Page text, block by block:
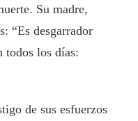
Su madre,
“Es desgarrador
todos los días:
de sus esfuerzos